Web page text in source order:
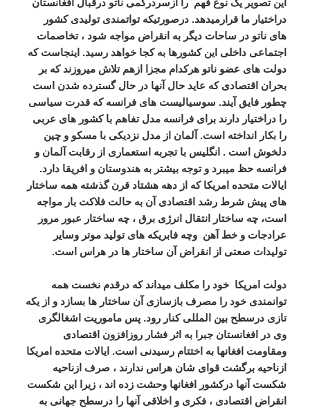
این تصویر یک نوع فهم را ازسردرگمی ناتو درقبال افغانستان
دراختیار ما قرارمیدهد. درصورتیکه تواتمندی تولیدی کشور
های ناتو در ساحات دیگر به انقراض مواجه شود ، تخاصمات
اجتماعی داخلی این کشورها به کجا خواهد رسید. اینجاست که
دولت های عضو ناتو هرکدام مجزا ازهم تلاش میروزند که بر
بحران اقتصادی که عاید حال آنها در حال گسترده شدن است
چطور فایق آیند. سوسیالیست های فرانسه که قدرت سیاسی
را دراختیار دارند برای فرانسه مدل تفاهم با کشور های عربی
را بکار انداخته است. آلمان از مدل نزدیکی با مسکو و چین
دلخوش است . انگلیس با تجربه استعماری از رقابت آلمان و
فرانسه حظ میبرد و توجه بیشتر به هندوستان و افریقا دارد.
ایالات متحده امریکا که از دهه هشتاد قرن گذشته همه ساختار
های پیش شرط رشد اقتصادی آن به حالت فلاکت بار مواجه
است، چه ساختار انتقال انرژی برق ، چه ساختار عبور مرور
عرادجات و خط آهن وچه فابریکه های تولید موتر وسایر
تولیدات صعتی از انقراض آن ساختار ها در هراس است.
دولت امریکا خود را مکلف میداند که درقدم نخست همه
توانمندی خود را مصرف بازسازی آن ساختار ها بسازد و از یکه
تازی درسطح بین المللی کنار رود. پس ماموریت اشغالگری
وی در افغانستان جبرا به اثر فشار روزافزون اقتصادی
ومقاومت افغانها به اختتام رسیدنی است. ایالات متحده امریکا
ازناحیه برگشت قوای شان هراس ندارند ، صرف ازناحیه
شکست آنها درکشور افغانها وحشت زده اند ، زیرا این شکست
انقراض اقتصادی ، فکری و اخلاقی آنها را درسطح جهانی به